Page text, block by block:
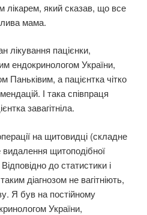
лікарем, який сказав, що все
мама.
лікування пацієнки,
ендокринологом України,
а пацієнтка чітко
І така співпраця
завагітніла.
на щитовидці (складне
щитоподібної
до статистики і
діагнозом не вагітніють,
Я був на постійному
України,